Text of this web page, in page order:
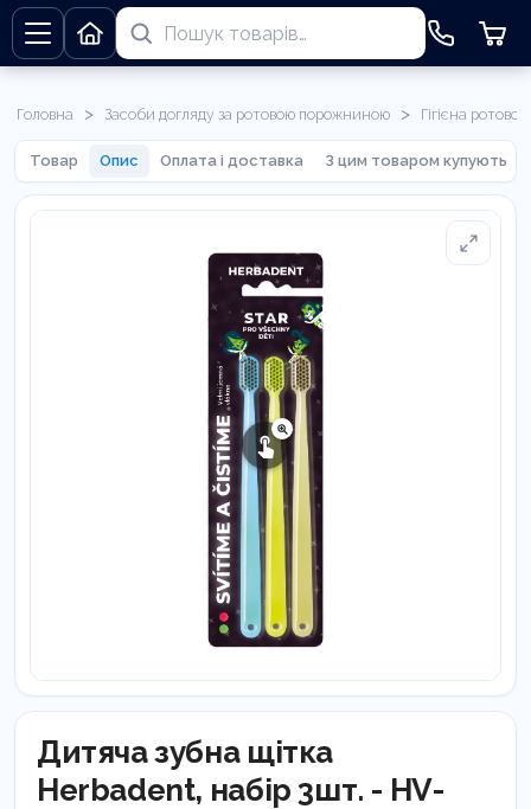
Головна > Засоби догляду за ротовою порожниною > Гігієна
Товар Опис Оплата і доставка З цим товаром купують
Дитяча зубна щітка
Herbadent, набір 3шт. - HV-